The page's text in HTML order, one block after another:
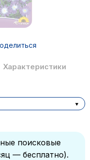
Характеристики
поисковые
— бесплатно).